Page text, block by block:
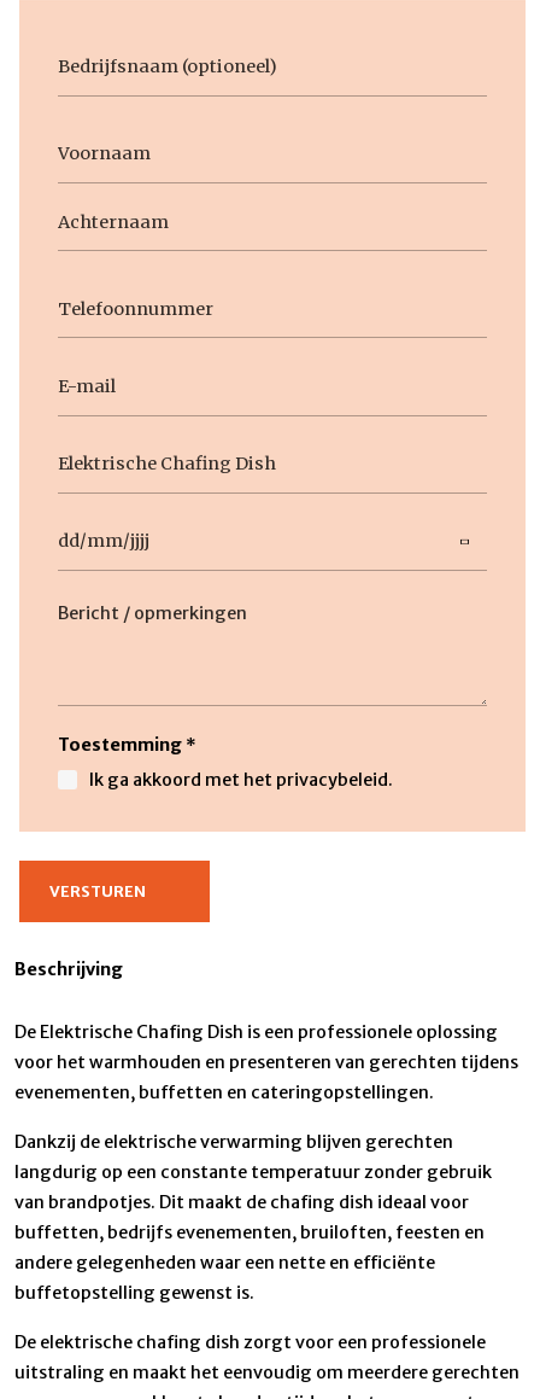
mail
titel
DD
slash
MM
Beschrijving
Toestemming *
Ik ga akkoord met het privacybeleid.
Beschrijving
De Elektrische Chafing Dish is een professionele oplossing
voor het warmhouden en presenteren van gerechten tijdens
evenementen, buffetten en cateringopstellingen.
Dankzij de elektrische verwarming blijven gerechten
langdurig op een constante temperatuur zonder gebruik
van brandpotjes. Dit maakt de chafing dish ideaal voor
buffetten, bedrijfs evenementen, bruiloften, feesten en
andere gelegenheden waar een nette en efficiënte
buffetopstelling gewenst is.
De elektrische chafing dish zorgt voor een professionele
uitstraling en maakt het eenvoudig om meerdere gerechten